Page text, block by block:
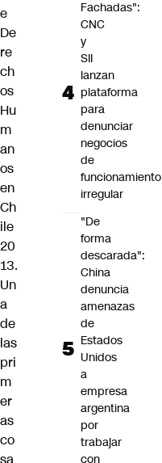
e
De
re
ch
os
Hu
m
an
os
en
Ch
ile
20
13.
Un
a
de
las
pri
m
er
as
co
sa
Fachadas":
CNC
y
SII
lanzan
plataforma
para
denunciar
negocios
de
funcionamiento
irregular
"De
forma
descarada":
China
denuncia
amenazas
de
Estados
Unidos
a
empresa
argentina
por
trabajar
con